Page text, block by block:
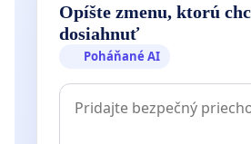
Opíšte zmenu, ktorú
dosiahnuť
Poháňané AI